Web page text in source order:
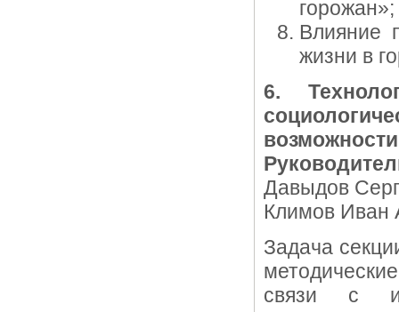
горожан»;
Влияние
жизни в
6.
Давыдов
Климов Иван
Задача
связи с